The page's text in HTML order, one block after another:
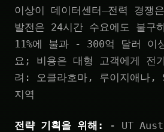
이상이 데이터센터—전력 경쟁
발전은 24시간 수요에도 불구
11%에 불과 - 300억 달러 이
요; 비용은 대형 고객에게 전
려: 오클라호마, 루이지애나,
지역
전략 기획을 위해:
- UT